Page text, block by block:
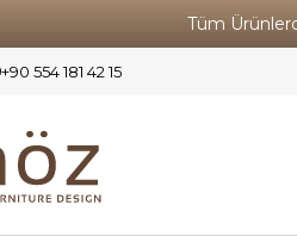
Tüm
+90 554 181 42 15